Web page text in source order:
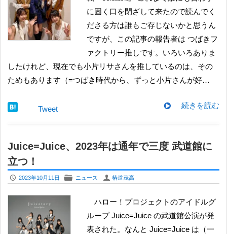
に固く口を閉ざして来たので読んでく
ださる方は誰もご存じないかと思うん
ですが、この記事の報告者は つばきフ
ァクトリー推しです。いろいろありま
したけれど、現在でも小片リサさんを推しているのは、その
ためもあります（=つばき時代から、ずっと小片さんが好…
続きを読む
Tweet
Juice=Juice、2023年は通年で三度 武道館に
立つ！
P 2023年10月11日 F ニュース U 椿道茂高
ハロー！プロジェクトのアイドルグ
ループ Juice=Juice の武道館公演が発
表された。なんと Juice=Juice は（一